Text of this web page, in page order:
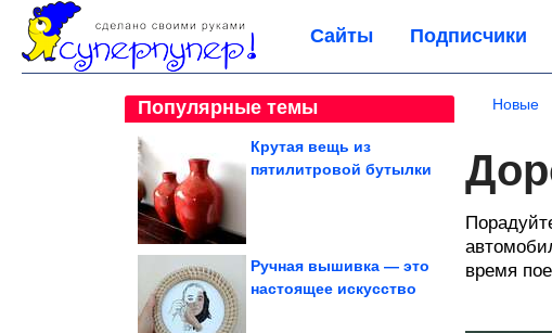
Сайты Подписчики
Популярные темы
Крутая вещь из
пятилитровой бутылки
Ручная вышивка — это
настоящее искусство
Новые
время